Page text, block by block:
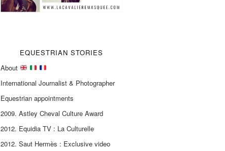
EQUESTRIAN STORIES
About
International Journalist & Photographer
Equestrian appointments
2009. Astley Cheval Culture Award
2012. Equidia TV : La Culturelle
2012. Saut Hermès : Exclusive video